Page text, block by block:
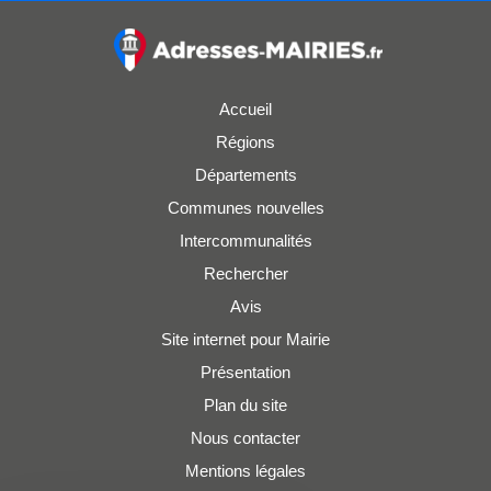
Accueil
Régions
Départements
Communes nouvelles
Intercommunalités
Rechercher
Avis
Site internet pour Mairie
Présentation
Plan du site
Nous contacter
Mentions légales